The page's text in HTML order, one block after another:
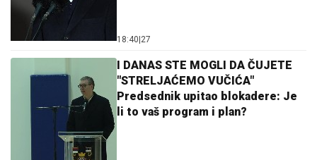
18:40 27
I DANAS STE MOGLI DA ČUJETE
"STRELJAĆEMO VUČIĆA"
Predsednik upitao blokadere: Je
li to vaš program i plan?